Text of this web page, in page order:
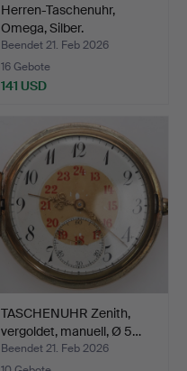
Herren-Taschenuhr,
Omega, Silber.
Beendet 21. Feb 2026
16 Gebote
141 USD
TASCHENUHR Zenith,
vergoldet, manuell, Ø 5…
Beendet 21. Feb 2026